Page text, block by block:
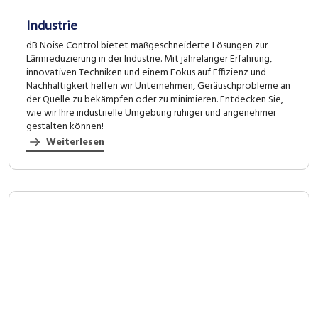
Industrie
dB Noise Control bietet maßgeschneiderte Lösungen zur
Lärmreduzierung in der Industrie. Mit jahrelanger Erfahrung,
innovativen Techniken und einem Fokus auf Effizienz und
Nachhaltigkeit helfen wir Unternehmen, Geräuschprobleme an
der Quelle zu bekämpfen oder zu minimieren. Entdecken Sie,
wie wir Ihre industrielle Umgebung ruhiger und angenehmer
gestalten können!
Weiterlesen